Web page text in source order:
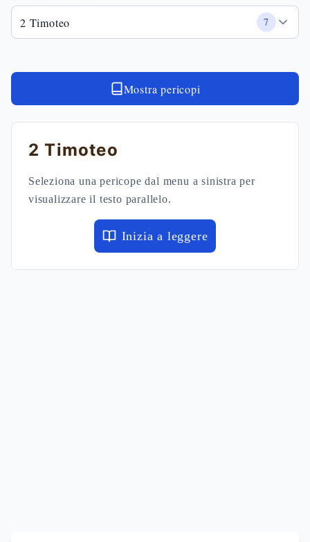
2 Timoteo 7
Mostra pericopi
2 Timoteo
Seleziona una pericope dal menu a sinistra per
visualizzare il testo parallelo.
Inizia a leggere